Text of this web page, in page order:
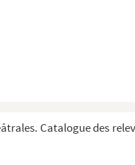
Catalogue des
traducti...
182...